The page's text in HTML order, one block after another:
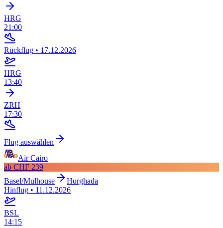
HRG
21:00
Rückflug • 17.12.2026
HRG
13:40
ZRH
17:30
Flug auswählen
Air Cairo
ab CHF 239
Basel/Mulhouse
Hurghada
Hinflug • 11.12.2026
BSL
14:15